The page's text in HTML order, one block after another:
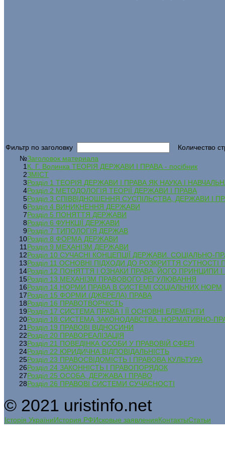
Фильтр по заголовку
Количество
№Заголовок материала
1 К. Г. Волинка ТЕОРІЯ ДЕРЖАВИ І ПРАВА - посібник
2ЗМІСТ
3Розділ 1 ТЕОРІЯ ДЕРЖАВИ І ПРАВА ЯК НАУКА І
4Розділ 2 МЕТОДОЛОГІЯ ТЕОРІЇ ДЕРЖАВИ І ПРАВА
5Розділ 3 CПІВВІДНОШЕННЯ СУСПІЛЬСТВА, ДЕРЖАВИ І
6Розділ 4 ВИНИКНЕННЯ ДЕРЖАВИ
7Розділ 5 ПОНЯТТЯ ДЕРЖАВИ
8Розділ 6 ФУНКЦІЇ ДЕРЖАВИ
9Розділ 7 ТИПОЛОГІЯ ДЕРЖАВ
10Розділ 8 ФОРМА ДЕРЖАВИ
11 Розділ 9 МЕХАНІЗМ ДЕРЖАВИ
12Розділ 10 СУЧАСНІ КОНЦЕПЦІЇ ДЕРЖАВИ. СОЦІАЛЬНО-
13Розділ 11 ОСНОВНІ ПІДХОДИ ДО РОЗКРИТТЯ СУТНОСТІ
14Розділ 12 ПОНЯТТЯ І ОЗНАКИ ПРАВА, ЙОГО ПРИНЦИПИ І
15Розділ 13 МЕХАНІЗМ ПРАВОВОГО РЕГУЛЮВАННЯ
16Розділ 14 НОРМИ ПРАВА В СИСТЕМІ СОЦІАЛЬНИХ НОРМ
17Розділ 15 ФОРМИ (ДЖЕРЕЛА) ПРАВА
18Розділ 16 ПРАВОТВОРЧІСТЬ
19Розділ 17 СИСТЕМА ПРАВА І ЇЇ ОСНОВНІ ЕЛЕМЕНТИ
20Розділ 18 СИСТЕМА ЗАКОНОДАВСТВА. НОРМАТИВНО-
21 Розділ 19 ПРАВОВІ ВІДНОСИНИ
22Розділ 20 ПРАВОРЕАЛІЗАЦІЯ
23Розділ 21 ПОВЕДІНКА ОСОБИ У ПРАВОВІЙ СФЕРІ
24Розділ 22 ЮРИДИЧНА ВІДПОВІДАЛЬНІСТЬ
25Розділ 23 ПРАВОСВІДОМІСТЬ І ПРАВОВА КУЛЬТУРА
26Розділ 24 ЗАКОННІСТЬ І ПРАВОПОРЯДОК
27Розділ 25 ОСОБА, ДЕРЖАВА І ПРАВО
28Розділ 26 ПРАВОВІ СИСТЕМИ СУЧАСНОСТІ
© 2021 uristinfo.net
Історія УкраїниИстория РФИсковые заявленияКонтактыСтатьи